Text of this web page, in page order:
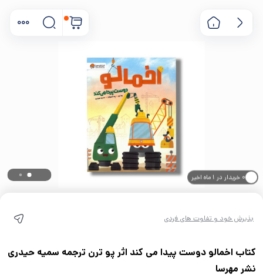
۰ خریدار در ۱ ماه اخیر
پذیرش خود و تفاوت های فردی
کتاب اخمالو دوست پیدا می کند اثر پو ترن ترجمه سمیه حیدری
نشر مهرسا